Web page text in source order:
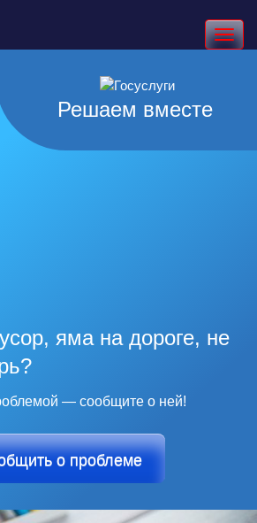
Toggle
navigation
Решаем вместе
яма на дороге, не
— сообщите о ней!
о проблеме